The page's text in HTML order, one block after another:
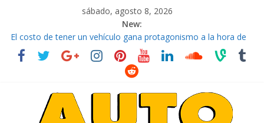
sábado, agosto 8, 2026
New:
El costo de tener un vehículo gana protagonismo a la hora de
decidir
Ultima película ‘Spider‑Man: Brand New Day’ pone en escena a
La Vuelta al Ecuador 2026, edición 47ª, recorre 7 provincias en 8